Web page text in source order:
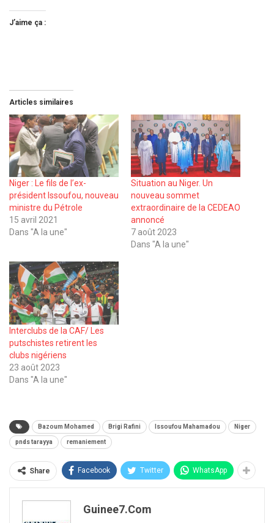
J’aime ça :
Articles similaires
Niger : Le fils de l’ex-
président Issoufou, nouveau
ministre du Pétrole
15 avril 2021
Dans "A la une"
Situation au Niger. Un
nouveau sommet
extraordinaire de la CEDEAO
annoncé
7 août 2023
Dans "A la une"
Interclubs de la CAF/ Les
putschistes retirent les
clubs nigériens
23 août 2023
Dans "A la une"
Bazoum Mohamed Brigi Rafini Issoufou Mahamadou Niger
pnds tarayya remaniement
Share Facebook Twitter WhatsApp
Guinee7.com